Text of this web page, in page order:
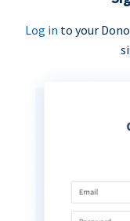
Log in to your